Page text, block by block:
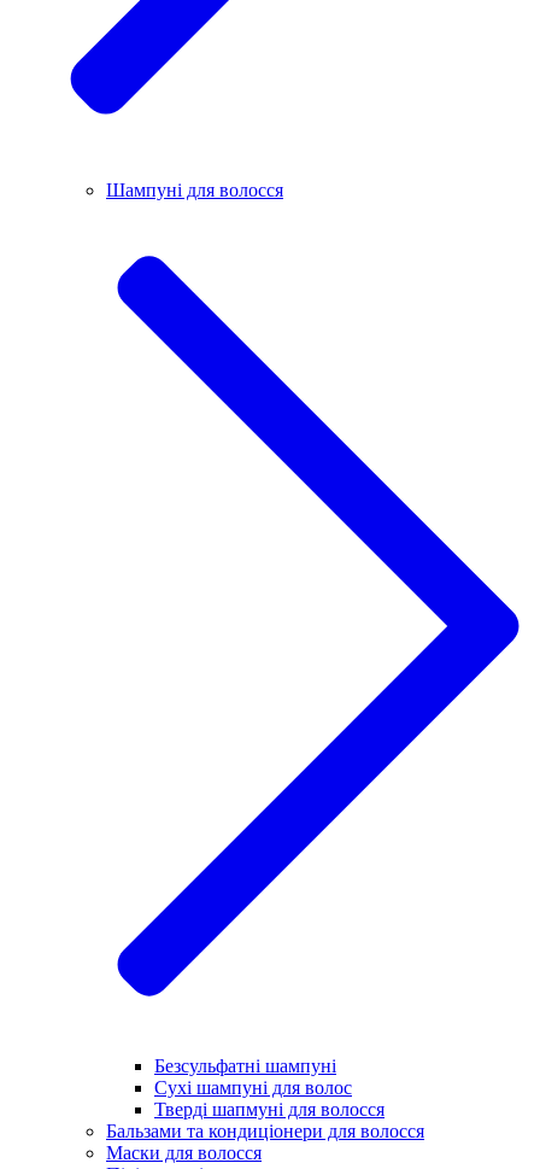
Шампуні для волосся
Безсульфатні шампуні
Сухі шампуні для волос
Тверді шапмуні для волосся
Бальзами та кондиціонери для волосся
Маски для волосся